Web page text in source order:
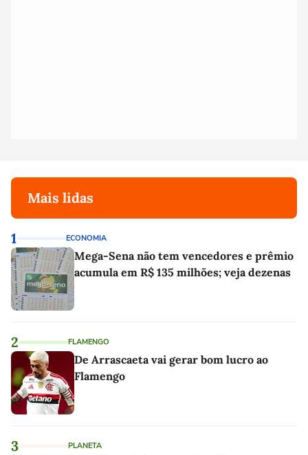
Mais lidas
1 ECONOMIA
Mega-Sena não tem vencedores e prêmio
acumula em R$ 135 milhões; veja dezenas
2 FLAMENGO
De Arrascaeta vai gerar bom lucro ao
Flamengo
3 PLANETA